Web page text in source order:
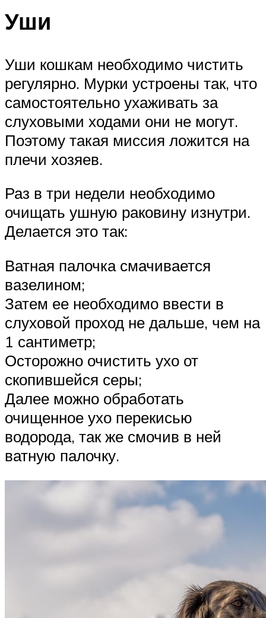
Уши
Уши кошкам необходимо чистить
регулярно. Мурки устроены так, что
самостоятельно ухаживать за
слуховыми ходами они не могут.
Поэтому такая миссия ложится на
плечи хозяев.
Раз в три недели необходимо
очищать ушную раковину изнутри.
Делается это так:
Ватная палочка смачивается
вазелином;
Затем ее необходимо ввести в
слуховой проход не дальше, чем на
1 сантиметр;
Осторожно очистить ухо от
скопившейся серы;
Далее можно обработать
очищенное ухо перекисью
водорода, так же смочив в ней
ватную палочку.